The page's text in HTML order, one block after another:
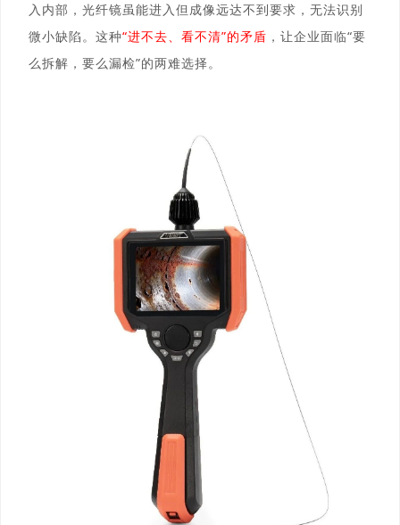
入内部，光纤镜虽能进入但成像远达不到要求，无法识别
微小缺陷。这种“进不去、看不清”的矛盾 ，让企业面临“要
么拆解，要么漏检”的两难选择。